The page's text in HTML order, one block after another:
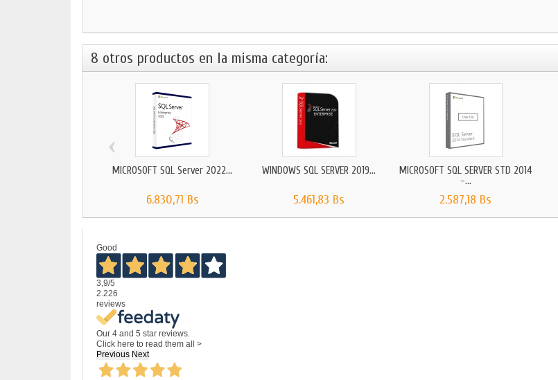
8 otros productos en la misma categoría:
MICROSOFT SQL Server 2022...
6.830,71 Bs
WINDOWS SQL SERVER 2019...
5.461,83 Bs
MICROSOFT SQL SERVER STD 2014
-...
2.587,18 Bs
‹
Good
3,9/5
2.226
reviews
Our 4 and 5 star reviews.
Click here to read them all >
Previous Next